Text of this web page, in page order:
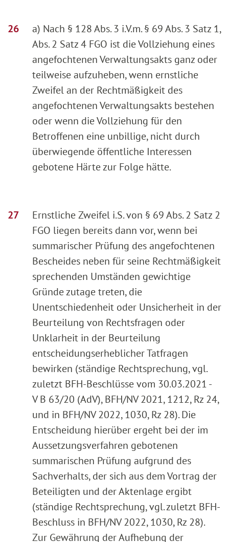
a) Nach § 128 Abs. 3 i.V.m. § 69 Abs. 3 Satz 1,
Abs. 2 Satz 4 FGO ist die Vollziehung eines
angefochtenen Verwaltungsakts ganz oder
teilweise aufzuheben, wenn ernstliche
Zweifel an der Rechtmäßigkeit des
angefochtenen Verwaltungsakts bestehen
oder wenn die Vollziehung für den
Betroffenen eine unbillige, nicht durch
überwiegende öffentliche Interessen
gebotene Härte zur Folge hätte.
Ernstliche Zweifel i.S. von § 69 Abs. 2 Satz 2
FGO liegen bereits dann vor, wenn bei
summarischer Prüfung des angefochtenen
Bescheides neben für seine Rechtmäßigkeit
sprechenden Umständen gewichtige
Gründe zutage treten, die
Unentschiedenheit oder Unsicherheit in der
Beurteilung von Rechtsfragen oder
Unklarheit in der Beurteilung
entscheidungserheblicher Tatfragen
bewirken (ständige Rechtsprechung, vgl.
zuletzt BFH-Beschlüsse vom 30.03.2021 -
V B 63/20 (AdV), BFH/NV 2021, 1212, Rz 24,
und in BFH/NV 2022, 1030, Rz 28). Die
Entscheidung hierüber ergeht bei der im
Aussetzungsverfahren gebotenen
summarischen Prüfung aufgrund des
Sachverhalts, der sich aus dem Vortrag der
Beteiligten und der Aktenlage ergibt
(ständige Rechtsprechung, vgl. zuletzt BFH-
Beschluss in BFH/NV 2022, 1030, Rz 28).
Zur Gewährung der Aufhebung der